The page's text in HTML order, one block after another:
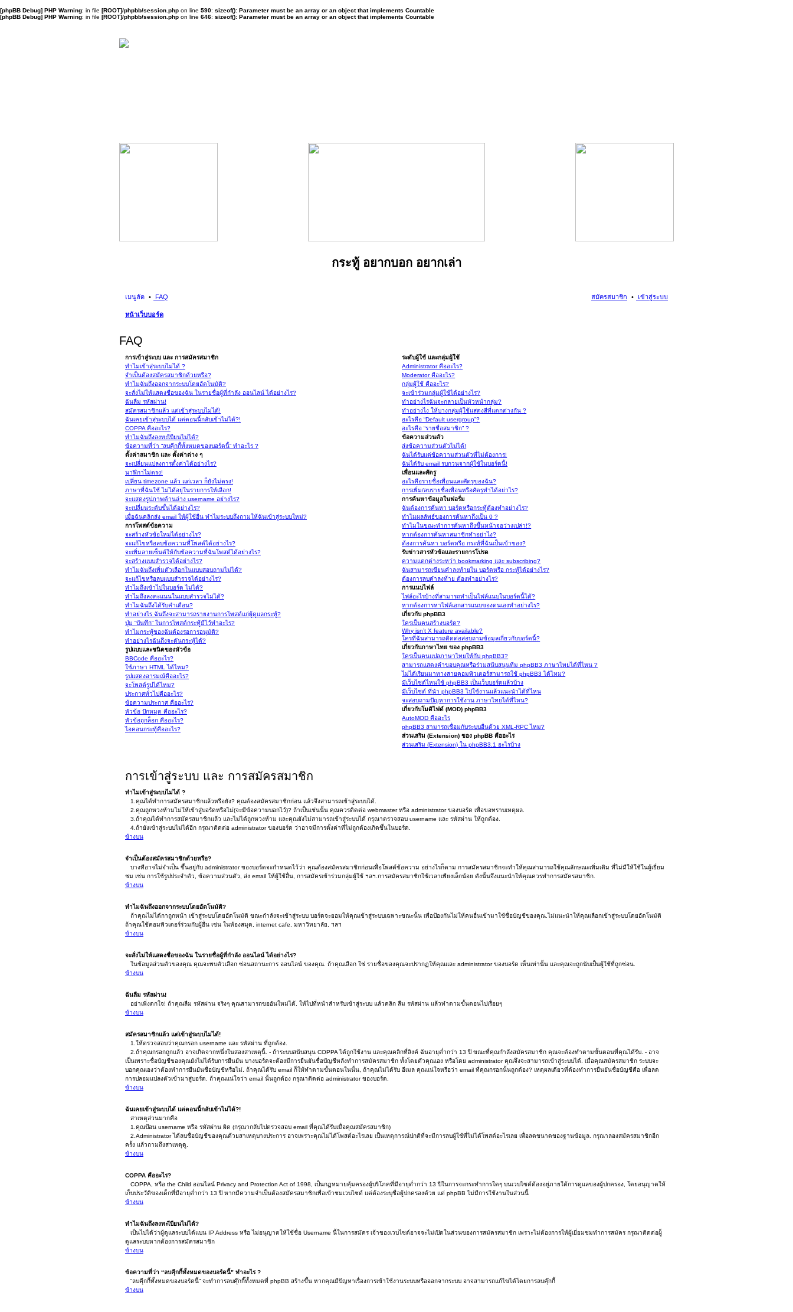
[phpBB Debug] PHP Warning: in file [ROOT]/phpbb/session.php on line 590: sizeof(): Parameter must be an array or an object that implements Countable
[phpBB Debug] PHP Warning: in file [ROOT]/phpbb/session.php on line 646: sizeof(): Parameter must be an array or an object that implements Countable
กระทู้ อยากบอก อยากเล่า
เมนูลัด FAQ เข้าสู่ระบบ
สมัครสมาชิก
หน้าเว็บบอร์ด
FAQ
การเข้าสู่ระบบ และ การสมัครสมาชิก
ทำไมเข้าสู่ระบบไม่ได้ ?
จำเป็นต้องสมัครสมาชิกด้วยหรือ?
ทำไมฉันถึงออกจากระบบโดยอัตโนมัติ?
จะสั่งไม่ให้แสดงชื่อของฉัน ในรายชื่อผู้ที่กำลัง ออนไลน์ ได้อย่างไร?
ฉันลืม รหัสผ่าน!
สมัครสมาชิกแล้ว แต่เข้าสู่ระบบไม่ได้!
ฉันเคยเข้าสู่ระบบได้ แต่ตอนนี้กลับเข้าไม่ได้?!
COPPA คืออะไร?
ทำไมฉันถึงลงทะเีบียนไม่ได้?
ข้อความที่ว่า “ลบคุีกกี้ทั้งหมดของบอร์ดนี้” ทำอะไร ?
ตั้งค่าสมาชิก และ ตั้งค่าต่าง ๆ
จะเปลี่ยนแปลงการตั้งค่าได้อย่างไร?
นาฬิกาไม่ตรง!
เปลี่ยน timezone แล้ว แต่เวลา ก็ยังไม่ตรง!
ภาษาที่ฉันใช้ ไม่ได้อยู่ในรายการให้เลือก!
จะแสดงรูปภาพด้านล่าง username อย่างไร?
จะเปลี่ยนระดับขั้นได้อย่างไร?
เมื่อฉันคลิกส่ง email ให้ผู้ใช้อื่น ทำไมระบบถึงถามให้ฉันเข้าสู่ระบบใหม่?
การโพสต์ข้อความ
จะสร้างหัวข้อใหม่ได้อย่างไร?
จะแก้ไขหรือลบข้อความที่โพสต์ได้อย่างไร?
จะเพิ่มลายเซ็นต์ให้กับข้อความที่ฉันโพสต์ได้อย่างไร?
จะสร้างแบบสำรวจได้อย่างไร?
ทำไมฉันถึงเพิ่มตัวเลือกในแบบสอบถามไม่ได้?
จะแก้ไขหรือลบแบบสำรวจได้อย่างไร?
ทำไมถึงเข้าไปในบอร์ด ไม่ได้?
ทำไมถึงลงคะแนนในแบบสำรวจไม่ได้?
ทำไมฉันถึงได้รับคำเตือน?
ทำอย่างไร ฉันถึงจะสามารถรายงานการโพสต์แก่ผู้ดูแลกระทู้?
ปุ่ม “บันทึก” ในการโพสต์กระทู้มีไว้ทำอะไร?
ทำไมกระทู้ของฉันต้องรอการอนุมัติ?
ทำอย่างไรฉันถึงจะดันกระทู้ได้?
รูปแบบและชนิดของหัวข้อ
BBCode คืออะไร?
ใช้ภาษา HTML ได้ไหม?
รูปแสดงอารมณ์คืออะไร?
จะโพสต์รูปได้ไหม?
ประกาศทั่วไปคืออะไร?
ข้อความประกาศ คืออะไร?
หัวข้อ ปักหมุด คืออะไร?
หัวข้อถูกล็อก คืออะไร?
ไอคอนกระทู้คืออะไร?
ระดับผู้ใช้ และกลุ่มผู้ใช้
Administrator คืออะไร?
Moderator คืออะไร?
กลุ่มผู้ใช้ คืออะไร?
จะเข้าร่วมกลุ่มผู้ใช้ได้อย่างไร?
ทำอย่างไรฉันจะกลายเป็นหัวหน้ากลุ่ม?
ทำอย่างไง ให้บางกลุ่มผู้ใช้แสดงสีที่แตกต่างกัน ?
อะไรคือ “Default usergroup”?
อะไรคือ “รายชื่อสมาชิก” ?
ข้อความส่วนตัว
ส่งข้อความส่วนตัวไม่ได้!
ฉันได้รับแต่ข้อความส่วนตัวที่ไม่ต้องการ!
ฉันได้รับ email รบกวนจากผู้ใช้ในบอร์ดนี้!
เพื่อนและศัตรู
อะไรคือรายชื่อเพื่อนและศัตรูของฉัน?
การเพิ่ม/ลบรายชื่อเพื่อนหรือศัตรูทำได้อย่าไร?
การค้นหาข้อมูลในฟอรั่ม
ฉันต้องการค้นหา บอร์ดหรือกระทู้ต้องทำอย่างไร?
ทำไมผลลัพธ์ของการค้นหาถึงเป็น 0 ?
ทำไมในขณะทำการค้นหาถึงขึ้นหน้าจอว่างเปล่า!?
หากต้องการค้นหาสมาชิกทำอย่าไง?
ต้องการค้นหา บอร์ดหรือ กระทู้ที่ฉันเป็นเข้าของ?
รับข่าวสารหัวข้อและรายการโปรด
ความแตกต่างระหว่า bookmarking และ subscribing?
ฉันสามารถเขียนคำลงท้ายใน บอร์ดหรือ กระทู้ได้อย่างไร?
ต้องการลบคำลงท้าย ต้องทำอย่างไร?
การแนบไฟล์
ไฟล์อะไรบ้างที่สามารถทำเป็นไฟล์แนบในบอร์ดนี้ได้?
หากต้องการหาไฟล์เอกสารแนบของตนเองทำอย่างไร?
เกี่ยวกับ phpBB3
ใครเป็นคนสร้างบอร์ด?
Why isn’t X feature available?
ใครที่ฉันสามารถติดต่อสอบถามข้อมูลเกี่ยวกับบอร์ดนี้?
เกี่ยวกับภาษาไทย ของ phpBB3
ใครเป็นคนแปลภาษาไทยให้กับ phpBB3?
สามารถแสดงคำขอบคุณหรือร่วมสนับสนุนทีม phpBB3 ภาษาไทยได้ที่ไหน ?
ไม่ได้เรียนมาทางสายคอมพิวเตอร์สามารถใช้ phpBB3 ได้ไหม?
มีเว็บไซต์ไหนใช้ phpBB3 เป็นเว็บบอร์ดแล้วบ้าง
มีเว็บไซต์ ที่นำ phpBB3 ไปใช้งานแล้วแนะนำได้ที่ไหน
จะสอบถามปัญหาการใช้งาน ภาษาไทยได้ที่ไหน?
เกี่ยวกับโมดิไฟด์ (MOD) phpBB3
AutoMOD คืออะไร
phpBB3 สามารถเชื่อมกับระบบอื่นด้วย XML-RPC ไหม?
ส่วนเสริม (Extension) ของ phpBB คืออะไร
ส่วนเสริม (Extension) ใน phpBB3.1 อะไรบ้าง
การเข้าสู่ระบบ และ การสมัครสมาชิก
ทำไมเข้าสู่ระบบไม่ได้ ?
1.คุณได้ทำการสมัครสมาชิกแล้วหรือยัง? คุณต้องสมัครสมาชิกก่อน แล้วจึงสามารถเข้าสู่ระบบได้.
2.คุณถูกหวงห้ามไม่ให้เข้าสู่บอร์ดหรือไม่(จะมีข้อความบอกไว้)? ถ้าเป็นเช่นนั้น คุณควรติดต่อ webmaster หรือ administrator ของบอร์ด เพื่อขอทราบเหตุผล.
3.ถ้าคุณได้ทำการสมัครสมาชิกแล้ว และไม่ได้ถูกหวงห้าม และคุณยังไม่สามารถเข้าสู่ระบบได้ กรุณาตรวจสอบ username และ รหัสผ่าน ให้ถูกต้อง.
4.ถ้ายังเข้าสู่ระบบไม่ได้อีก กรุณาติดต่อ administrator ของบอร์ด ว่าอาจมีการตั้งค่าที่ไม่ถูกต้องเกิดขึ้นในบอร์ด.
ข้างบน
จำเป็นต้องสมัครสมาชิกด้วยหรือ?
บางทีอาจไม่จำเป็น ขึ้นอยู่กับ administrator ของบอร์ดจะกำหนดไว้ว่า คุณต้องสมัครสมาชิกก่อนเพื่อโพสต์ข้อความ อย่างไรก็ตาม การสมัครสมาชิกจะทำให้คุณสามารถใช้คุณลักษณะเพิ่มเติม ที่ไม่มีให้ใช้ในผู้เยี่ยม
ชม เช่น การใช้รูปประจำตัว, ข้อความส่วนตัว, ส่ง email ให้ผู้ใช้อื่น, การสมัครเข้าร่วมกลุ่มผู้ใช้ ฯลฯ.การสมัครสมาชิกใช้เวลาเพียงเล็กน้อย ดังนั้นจึงแนะนำให้คุณควรทำการสมัครสมาชิก.
ข้างบน
ทำไมฉันถึงออกจากระบบโดยอัตโนมัติ?
ถ้าคุณไม่ได้กาถูกหน้า เข้าสู่ระบบโดยอัตโนมัติ ขณะกำลังจะเข้าสู่ระบบ บอร์ดจะยอมให้คุณเข้าสู่ระบบเฉพาะขณะนั้น เพื่อป้องกันไม่ให้คนอื่นเข้ามาใช้ชื่อบัญชีของคุณ.ไม่แนะนำให้คุณเลือกเข้าสู่ระบบโดยอัตโนมัติ
ถ้าคุณใช้คอมพิวเตอร์ร่วมกับผู้อื่น เช่น ในห้องสมุด, internet cafe, มหาวิทยาลัย, ฯลฯ
ข้างบน
จะสั่งไม่ให้แสดงชื่อของฉัน ในรายชื่อผู้ที่กำลัง ออนไลน์ ได้อย่างไร?
ในข้อมูลส่วนตัวของคุณ คุณจะพบตัวเลือก ซ่อนสถานะการ ออนไลน์ ของคุณ. ถ้าคุณเลือก ใช่ รายชื่อของคุณจะปรากฏให้คุณและ administrator ของบอร์ด เห็นเท่านั้น และคุณจะถูกนับเป็นผู้ใช้ที่ถูกซ่อน.
ข้างบน
ฉันลืม รหัสผ่าน!
อย่าเพิ่งตกใจ! ถ้าคุณลืม รหัสผ่าน จริงๆ คุณสามารถขออันใหม่ได้. ให้ไปที่หน้าสำหรับเข้าสู่ระบบ แล้วคลิก ลืม รหัสผ่าน แล้วทำตามขั้นตอนไปเรื่อยๆ
ข้างบน
สมัครสมาชิกแล้ว แต่เข้าสู่ระบบไม่ได้!
1.ให้ตรวจสอบว่าคุณกรอก username และ รหัสผ่าน ที่ถูกต้อง.
2.ถ้าคุณกรอกถูกแล้ว อาจเกิดจากหนึ่งในสองสาเหตุนี้. - ถ้าระบบสนับสนุน COPPA ได้ถูกใช้งาน และคุณคลิกที่ลิงค์ ฉันอายุต่ำกว่า 13 ปี ขณะที่คุณกำลังสมัครสมาชิก คุณจะต้องทำตามขั้นตอนที่คุณได้รับ. - อาจ
เป็นเพราะชื่อบัญชีของคุณยังไม่ได้รับการยืนยัน บางบอร์ดจะต้องมีการยืนยันชื่อบัญชีหลังทำการสมัครสมาชิก ทั้งโดยตัวคุณเอง หรือโดย administrator คุณจึงจะสามารถเข้าสู่ระบบได้. เมื่อคุณสมัครสมาชิก ระบบจะ
บอกคุณเองว่าต้องทำการยืนยันชื่อบัญชีหรือไม่. ถ้าคุณได้รับ email ก็ให้ทำตามขั้นตอนในนั้น, ถ้าคุณไม่ได้รับ อีเมล คุณแน่ใจหรือว่า email ที่คุณกรอกนั้นถูกต้อง? เหตุผลเดียวที่ต้องทำการยืนยันชื่อบัญชีคือ เพื่อลด
การปลอมแปลงตัวเข้ามาสู่บอร์ด. ถ้าคุณแน่ใจว่า email นั้นถูกต้อง กรุณาติดต่อ administrator ของบอร์ด.
ข้างบน
ฉันเคยเข้าสู่ระบบได้ แต่ตอนนี้กลับเข้าไม่ได้?!
สาเหตุส่วนมากคือ
1.คุณป้อน username หรือ รหัสผ่าน ผิด (กรุณากลับไปตรวจสอบ email ที่คุณได้รับเมื่อคุณสมัครสมาชิก)
2.Administrator ได้ลบชื่อบัญชีของคุณด้วยสาเหตุบางประการ อาจเพราะคุณไม่ได้โพสต์อะไรเลย เป็นเหตุการณ์ปกติที่จะมีการลบผู้ใช้ที่ไม่ได้โพสต์อะไรเลย เพื่อลดขนาดของฐานข้อมูล. กรุณาลองสมัครสมาชิกอีก
ครั้ง แล้วถามถึงสาเหตุดู.
ข้างบน
COPPA คืออะไร?
COPPA, หรือ the Child ออนไลน์ Privacy and Protection Act of 1998, เป็นกฏหมายคุ้มครองผู้บริโภคที่มีอายุต่ำกว่า 13 ปีในการจะกระทำการใดๆ บนเวบไซต์ต้องอยู่ภายใต้การดูแลของผู้ปกครอง, โดยอนุญาตให้
เก็บประวัติของเด็กที่มีอายุต่ำกว่า 13 ปี หากมีความจำเป็นต้องสมัครสมาชิกเพื่อเข้าชมเวบไซต์ แต่ต้องระบุชื่อผู้ปกครองด้วย แต่ phpBB ไม่มีการใช้งานในส่วนนี้
ข้างบน
ทำไมฉันถึงลงทะเีบียนไม่ได้?
เป็นไปได้ว่าผู้ดูแลระบบได้แบน IP Address หรือ ไม่อนุญาตให้ใช้ชื่อ Username นี้ในการสมัคร เจ้าของเวบไซต์อาจจะไม่เปิดในส่วนของการสมัครสมาชิก เพราะไม่ต้องการให้ผู้เยี่ยมชมทำการสมัคร กรุณาติดต่อผู็
ดูแลระบบหากต้องการสมัครสมาชิก
ข้างบน
ข้อความที่ว่า “ลบคุีกกี้ทั้งหมดของบอร์ดนี้” ทำอะไร ?
“ลบคุีกกี้ทั้งหมดของบอร์ดนี้” จะทำการลบคุ๊กกี๊ทั้งหมดที่ phpBB สร้างขึ้น หากคุณมีปัญหาเรื่องการเข้าใช้งานระบบหรือออกจากระบบ อาจสามารถแก้ไขได้โดยการลบคุ๊กกี้
ข้างบน